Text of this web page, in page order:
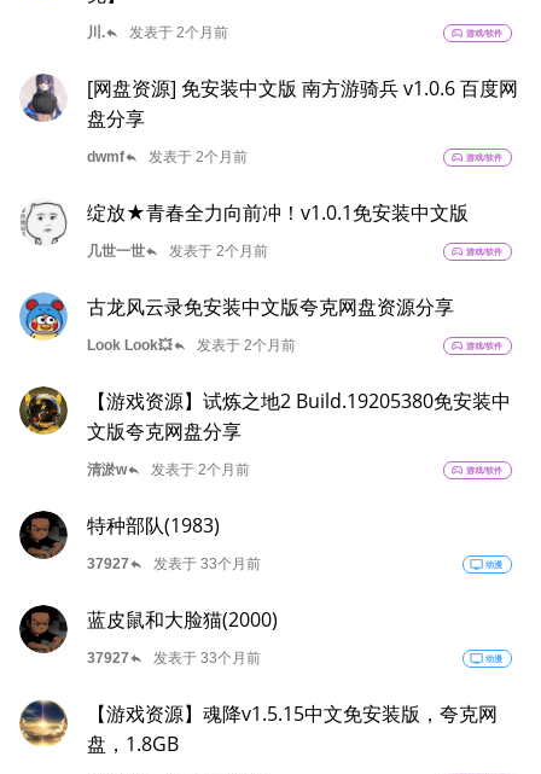
川.reply 发表于 2个月前 sports_esports 游戏/软件
[网盘资源] 免安装中文版 南方游骑兵 v1.0.6 百度网
盘分享
dwmfreply 发表于 2个月前 sports_esports 游戏/软件
绽放★青春全力向前冲！v1.0.1免安装中文版
几世一世reply 发表于 2个月前 sports_esports 游戏/软件
古龙风云录免安装中文版夸克网盘资源分享
Look Look💥reply 发表于 2个月前 sports_esports 游戏/软件
【游戏资源】试炼之地2 Build.19205380免安装中
文版夸克网盘分享
清淤wreply 发表于 2个月前 sports_esports 游戏/软件
特种部队(1983)
37927reply 发表于 33个月前 tv 动漫
蓝皮鼠和大脸猫(2000)
37927reply 发表于 33个月前 tv 动漫
【游戏资源】魂降v1.5.15中文免安装版，夸克网
盘，1.8GB